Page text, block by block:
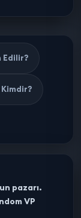
Edilir?
pazarı.
VP